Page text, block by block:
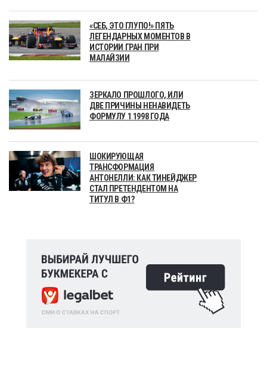
«СЕБ, ЭТО ГЛУПО!» ПЯТЬ
ЛЕГЕНДАРНЫХ МОМЕНТОВ В
ИСТОРИИ ГРАН ПРИ
МАЛАЙЗИИ
ЗЕРКАЛО ПРОШЛОГО, ИЛИ
ДВЕ ПРИЧИНЫ НЕНАВИДЕТЬ
ФОРМУЛУ 1 1998 ГОДА
ШОКИРУЮЩАЯ
ТРАНСФОРМАЦИЯ
АНТОНЕЛЛИ: КАК ТИНЕЙДЖЕР
СТАЛ ПРЕТЕНДЕНТОМ НА
ТИТУЛ В Ф1?